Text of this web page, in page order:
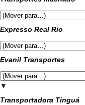
Expresso Real Rio
Evanil Transportes
▼
Transportadora Tinguá